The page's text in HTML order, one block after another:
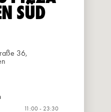
SÜD
36,
11:00 - 23:30